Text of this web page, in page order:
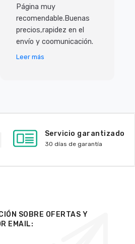
Página muy
recomendable.Buenas
precios,rapidez en el
envío y coomunicación.
Leer más
Servicio garantizado
30 días de garantía
SOBRE OFERTAS Y
EMAIL: